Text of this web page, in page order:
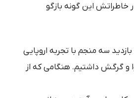
خاطراتش این گونه بازگو
سه منجم با تجربه اروپایی
و گرگش داشتیم. هنگامی که از